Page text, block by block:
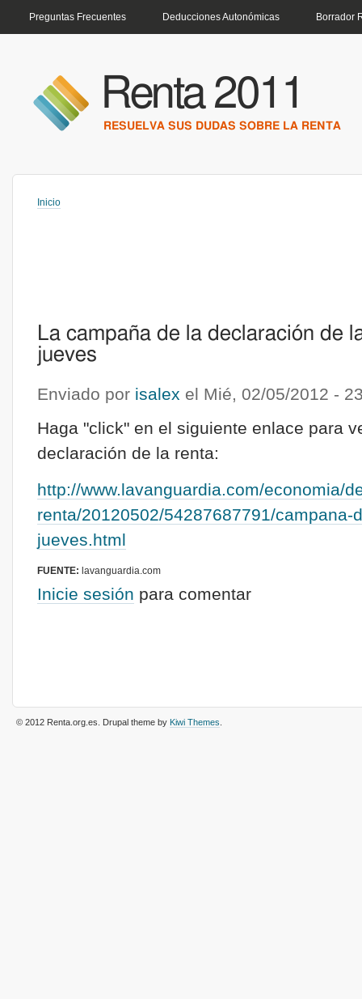
Preguntas Frecuentes Deducciones Autonómicas Borrador
Renta 2011
RESUELVA SUS DUDAS SOBRE LA RENTA
Usted está aquí
Inicio
La campaña de la declaración de
jueves
Enviado por isalex el Mié, 02/05/2012 -
Haga "click" en el siguiente enlace para
declaración de la renta:
http://www.lavanguardia.com/economia/
renta/20120502/54287687791/campana-
jueves.html
FUENTE: lavanguardia.com
Inicie sesión para comentar
© 2012 Renta.org.es . Drupal theme by Kiwi Themes